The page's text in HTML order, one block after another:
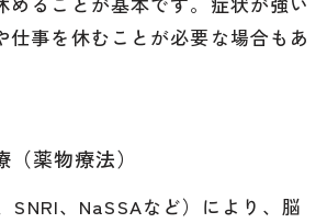
仕事を休むことが必要な場合もあ
薬物療法）
SNRI、NaSSAなど）により、脳